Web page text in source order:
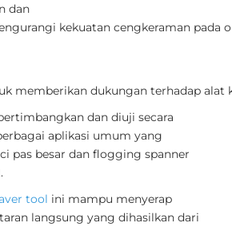
dan
kekuatan cengkeraman pada
memberikan dukungan terhadap
dan diuji secara
aplikasi umum yang
pas besar dan flogging spanner
tool ini mampu menyerap
langsung yang dihasilkan dari